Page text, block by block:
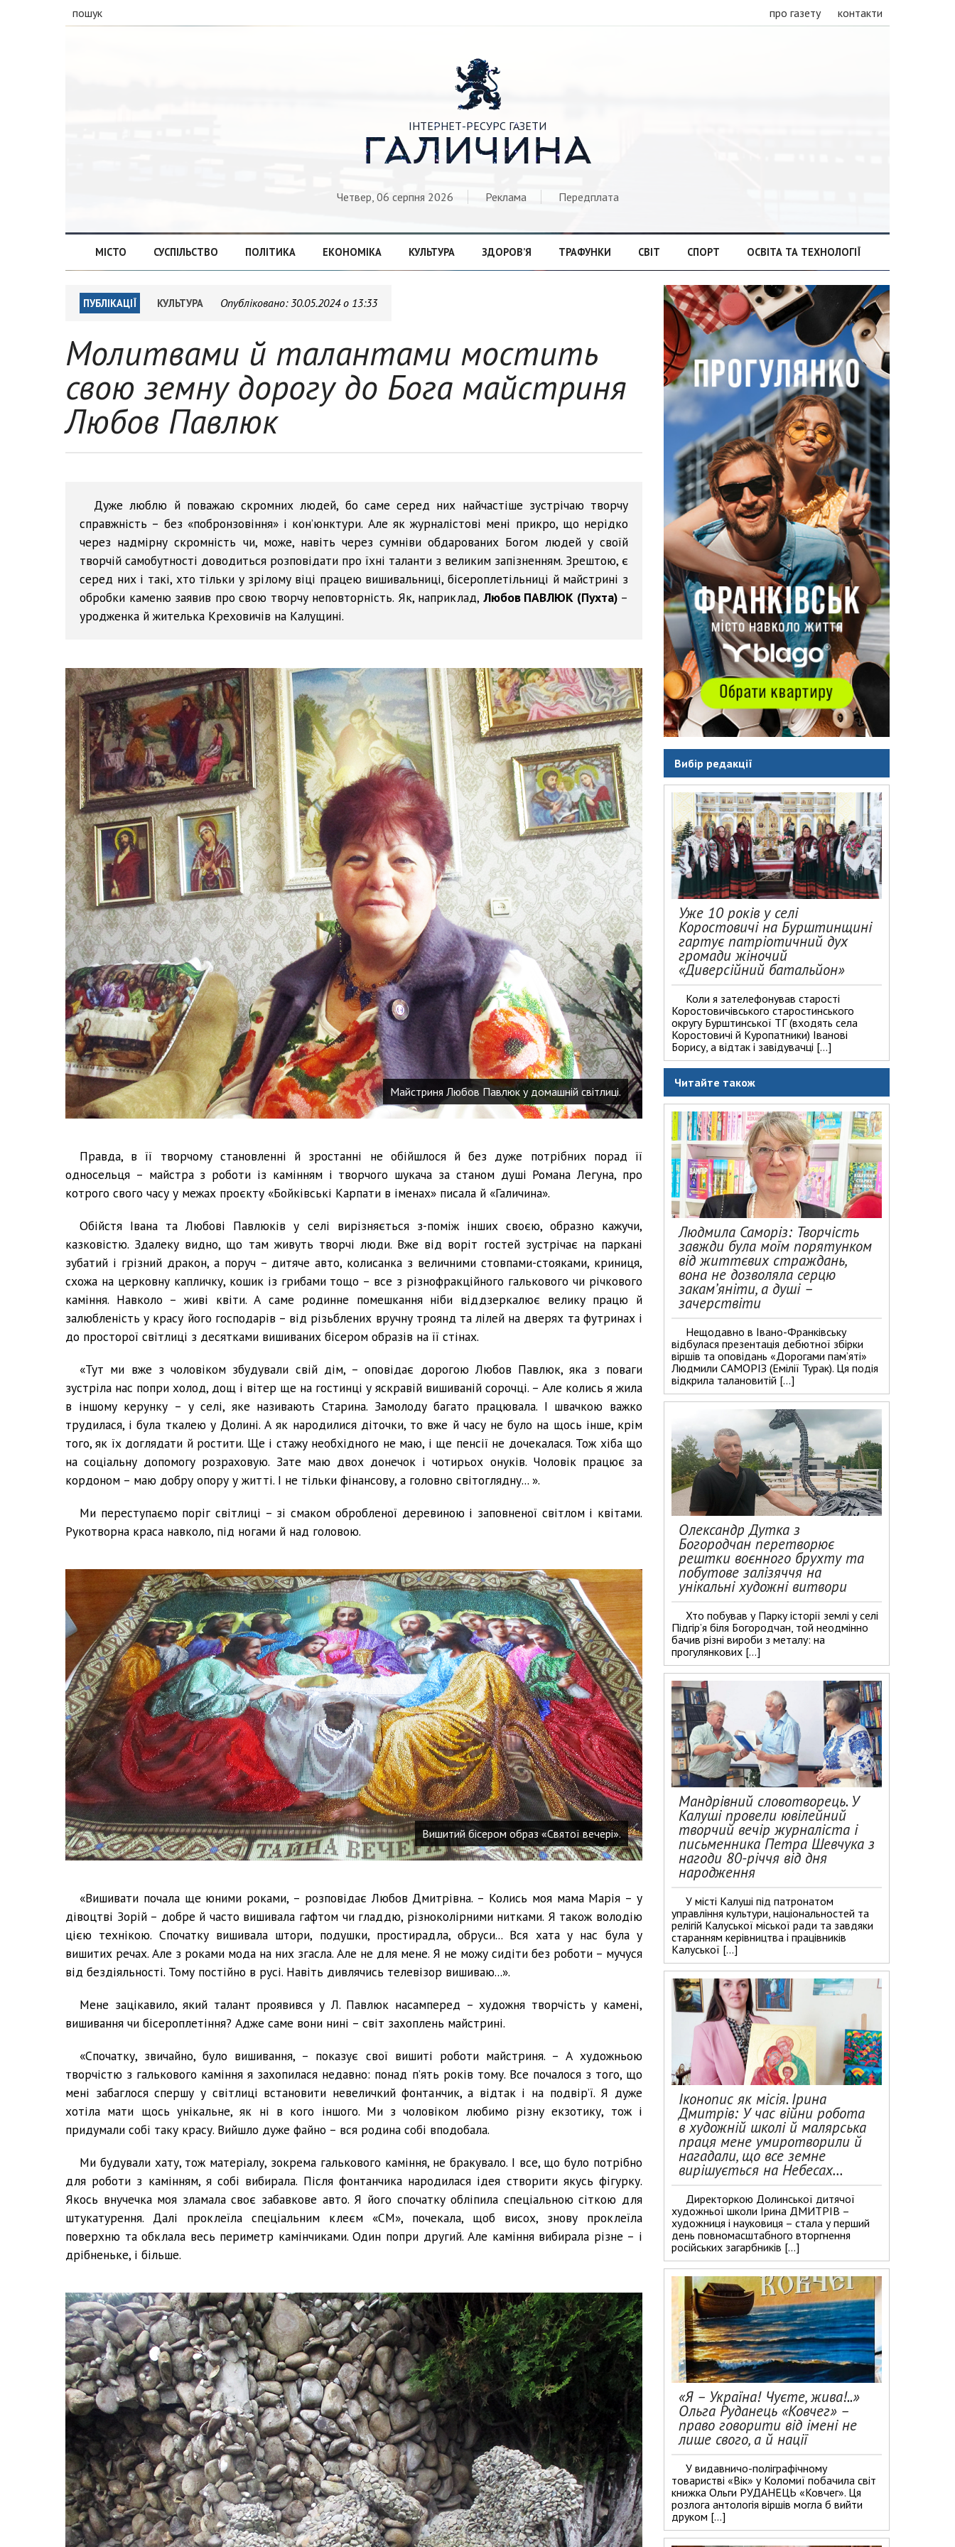
пошук про газету контакти

ІНТЕРНЕТ-РЕСУРС ГАЗЕТИ
ГАЛИЧИНА
Четвер, 06 серпня 2026 Реклама Передплата
МІСТО СУСПІЛЬСТВО ПОЛІТИКА ЕКОНОМІКА КУЛЬТУРА ЗДОРОВ’Я ТРАФУНКИ СВІТ СПОРТ ОСВІТА ТА ТЕХНОЛОГІЇ
ПУБЛІКАЦІЇ КУЛЬТУРА Опубліковано:30.05.2024 о 13:33
Молитвами й талантами мостить
свою земну дорогу до Бога майстриня
Любов Павлюк
Дуже люблю й поважаю скромних людей, бо саме серед них найчастіше зустрічаю творчу
справжність – без «побронзовіння» і кон’юнктури. Але як журналістові мені прикро, що нерідко
через надмірну скромність чи, може, навіть через сумніви обдарованих Богом людей у своїй
творчій самобутності доводиться розповідати про їхні таланти з великим запізненням. Зрештою, є
серед них і такі, хто тільки у зрілому віці працею вишивальниці, бісероплетільниці й майстрині з
обробки каменю заявив про свою творчу неповторність. Як, наприклад, Любов ПАВЛЮК (Пухта)–
уродженка й жителька Креховичів на Калущині.
Майстриня Любов Павлюк у домашній світлиці.
Правда, в її творчому становленні й зростанні не обійшлося й без дуже потрібних порад її
односельця – майстра з роботи із камінням і творчого шукача за станом душі Романа Легуна, про
котрого свого часу у межах проєкту «Бойківські Карпати в іменах» писала й «Галичина».
Обійстя Івана та Любові Павлюків у селі вирізняється з-поміж інших своєю, образно кажучи,
казковістю. Здалеку видно, що там живуть творчі люди. Вже від воріт гостей зустрічає на паркані
зубатий і грізний дракон, а поруч – дитяче авто, колисанка з величними стовпами-стояками, криниця,
схожа на церковну капличку, кошик із грибами тощо – все з різнофракційного галькового чи річкового
каміння. Навколо – живі квіти. А саме родинне помешкання ніби віддзеркалює велику працю й
залюбленість у красу його господарів – від різьблених вручну троянд та лілей на дверях та футринах і
до просторої світлиці з десятками вишиваних бісером образів на її стінах.
«Тут ми вже з чоловіком збудували свій дім, – оповідає дорогою Любов Павлюк, яка з поваги
зустріла нас попри холод, дощ і вітер ще на гостинці у яскравій вишиваній сорочці. – Але колись я жила
в іншому керунку – у селі, яке називають Старина. Замолоду багато працювала. І швачкою важко
трудилася, і була ткалею у Долині. А як народилися діточки, то вже й часу не було на щось інше, крім
того, як їх доглядати й ростити. Ще і стажу необхідного не маю, і ще пенсії не дочекалася. Тож хіба що
на соціальну допомогу розраховую. Зате маю двох донечок і чотирьох онуків. Чоловік працює за
кордоном – маю добру опору у житті. І не тільки фінансову, а головно світоглядну... ».
Ми переступаємо поріг світлиці – зі смаком обробленої деревиною і заповненої світлом і квітами.
Рукотворна краса навколо, під ногами й над головою.
Вишитий бісером образ «Святої вечері».
«Вишивати почала ще юними роками, – розповідає Любов Дмитрівна. – Колись моя мама Марія – у
дівоцтві Зорій – добре й часто вишивала гафтом чи гладдю, різноколірними нитками. Я також володію
цією технікою. Спочатку вишивала штори, подушки, простирадла, обруси... Вся хата у нас була у
вишитих речах. Але з роками мода на них згасла. Але не для мене. Я не можу сидіти без роботи – мучуся
від бездіяльності. Тому постійно в русі. Навіть дивлячись телевізор вишиваю...».
Мене зацікавило, який талант проявився у Л. Павлюк насамперед – художня творчість у камені,
вишивання чи бісероплетіння? Адже саме вони нині – світ захоплень майстрині.
«Спочатку, звичайно, було вишивання, – показує свої вишиті роботи майстриня. – А художньою
творчістю з галькового каміння я захопилася недавно: понад п’ять років тому. Все почалося з того, що
мені забаглося спершу у світлиці встановити невеличкий фонтанчик, а відтак і на подвір’ї. Я дуже
хотіла мати щось унікальне, як ні в кого іншого. Ми з чоловіком любимо різну екзотику, тож і
придумали собі таку красу. Вийшло дуже файно – вся родина собі вподобала.
Ми будували хату, тож матеріалу, зокрема галькового каміння, не бракувало. І все, що було потрібно
для роботи з камінням, я собі вибирала. Після фонтанчика народилася ідея створити якусь фігурку.
Якось внучечка моя зламала своє забавкове авто. Я його спочатку обліпила спеціальною сіткою для
штукатурення. Далі проклеїла спеціальним клеєм «СМ», почекала, щоб висох, знову проклеїла
поверхню та обклала весь периметр камінчиками. Один попри другий. Але каміння вибирала різне – і
дрібненьке, і більше.
Вибір редакції
Уже 10 років у селі
Коростовичі на Бурштинщині
гартує патріотичний дух
громади жіночий
«Диверсійний батальйон»
Коли я зателефонував старості
Коростовичівського старостинського
округу Бурштинської ТГ (входять села
Коростовичі й Куропатники) Іванові
Борису, а відтак і завідувачці […]
Читайте також
Людмила Саморіз: Творчість
завжди була моїм порятунком
від життєвих страждань,
вона не дозволяла серцю
закам’яніти, а душі –
зачерствіти
Нещодавно в Івано-Франківську
відбулася презентація дебютної збірки
віршів та оповідань «Дорогами пам’яті»
Людмили САМОРІЗ (Емілії Турак). Ця подія
відкрила талановитій […]
Олександр Дутка з
Богородчан перетворює
рештки воєнного брухту та
побутове залізяччя на
унікальні художні витвори
Хто побував у Парку історії землі у селі
Підгір’я біля Богородчан, той неодмінно
бачив різні вироби з металу: на
прогулянкових […]
Мандрівний словотворець. У
Калуші провели ювілейний
творчий вечір журналіста і
письменника Петра Шевчука з
нагоди 80-річчя від дня
народження
У місті Калуші під патронатом
управління культури, національностей та
релігій Калуської міської ради та завдяки
старанням керівництва і працівників
Калуської […]
Іконопис як місія. Ірина
Дмитрів: У час війни робота
в художній школі й малярська
праця мене умиротворили й
нагадали, що все земне
вирішується на Небесах…
Директоркою Долинської дитячої
художньої школи Ірина ДМИТРІВ –
художниця і науковиця – стала у перший
день повномасштабного вторгнення
російських загарбників […]
«Я – Україна! Чуєте, жива!..»
Ольга Руданець «Ковчег» –
право говорити від імені не
лише свого, а й нації
У видавничо-поліграфічному
товаристві «Вік» у Коломиї побачила світ
книжка Ольги РУДАНЕЦЬ «Ковчег». Ця
розлога антологія віршів могла б вийти
друком […]